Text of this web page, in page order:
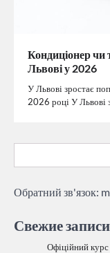
Кондиціонер чи
Львові у 2026
У Львові зростає
2026 році У Львові
Обратний зв'язок:
Свежие записи
Офіційний курс